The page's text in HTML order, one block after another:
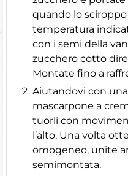
quando lo
temperatura
con i semi della
zucchero cotto
Montate fino a
Aiutandovi con una
mascarpone a
tuorli con
l’alto. Una volta
omogeneo, unite
semimontata.